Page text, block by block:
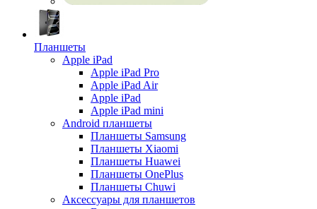
Планшеты
Apple iPad
Apple iPad Pro
Apple iPad Air
Apple iPad
Apple iPad mini
Android планшеты
Планшеты Samsung
Планшеты Xiaomi
Планшеты Huawei
Планшеты OnePlus
Планшеты Chuwi
Аксессуары для планшетов